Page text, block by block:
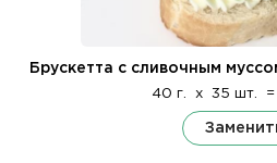
Брускетта с сливочным
40 г. x 35 шт. =